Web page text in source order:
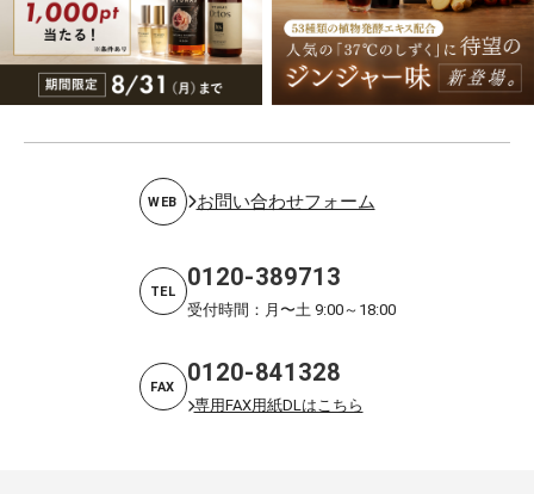
WEB お問い合わせフォーム
TEL 0120-389713
受付時間：月〜土 9:00～18:00
FAX 0120-841328
専用FAX用紙DLはこちら